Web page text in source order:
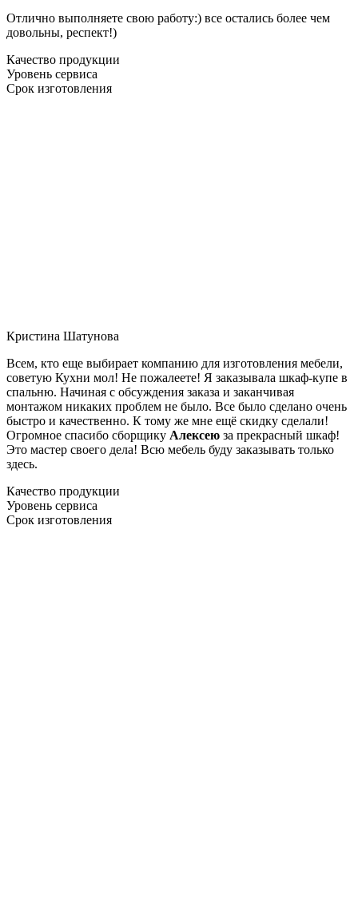
Отлично выполняете свою работу:) все остались более чем
довольны, респект!)
Качество продукции
Уровень сервиса
Срок изготовления
Кристина Шатунова
Всем, кто еще выбирает компанию для изготовления мебели,
советую Кухни мол! Не пожалеете! Я заказывала шкаф-купе в
спальню. Начиная с обсуждения заказа и заканчивая
монтажом никаких проблем не было. Все было сделано очень
быстро и качественно. К тому же мне ещё скидку сделали!
Огромное спасибо сборщику Алексею за прекрасный шкаф!
Это мастер своего дела! Всю мебель буду заказывать только
здесь.
Качество продукции
Уровень сервиса
Срок изготовления